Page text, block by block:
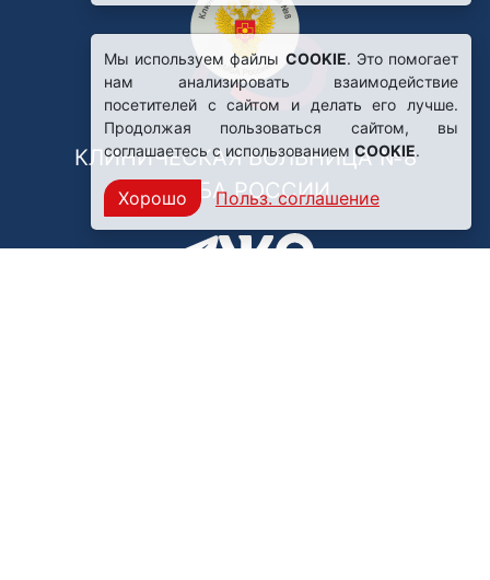
КЛИНИЧЕСКАЯ БОЛЬНИЦА №8
ФМБА РОССИИ
Мы используем файлы COOKIE. Это помогает
нам анализировать взаимодействие
посетителей с сайтом и делать его лучше.
Продолжая пользоваться сайтом, вы
соглашаетесь с использованиемCOOKIE.
Хорошо Польз. соглашение